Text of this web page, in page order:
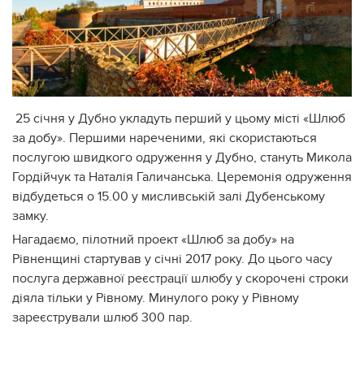
25 січня у Дубно укладуть перший у цьому місті «Шлюб
за добу». Першими нареченими, які скористаються
послугою швидкого одруження у Дубно, стануть Микола
Гордійчук та Наталія Галичанська. Церемонія одруження
відбудеться о 15.00 у мисливській залі Дубенському
замку.
Нагадаємо, пілотний проект «Шлюб за добу» на
Рівненщині стартував у січні 2017 року. До цього часу
послуга державної реєстрації шлюбу у скорочені строки
діяла тільки у Рівному. Минулого року у Рівному
зареєстрували шлюб 300 пар.